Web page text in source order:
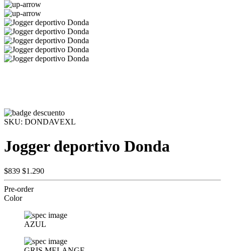
SKU: DONDAVEXL
Jogger deportivo Donda
$839 $1.290
Pre-order
Color
AZUL